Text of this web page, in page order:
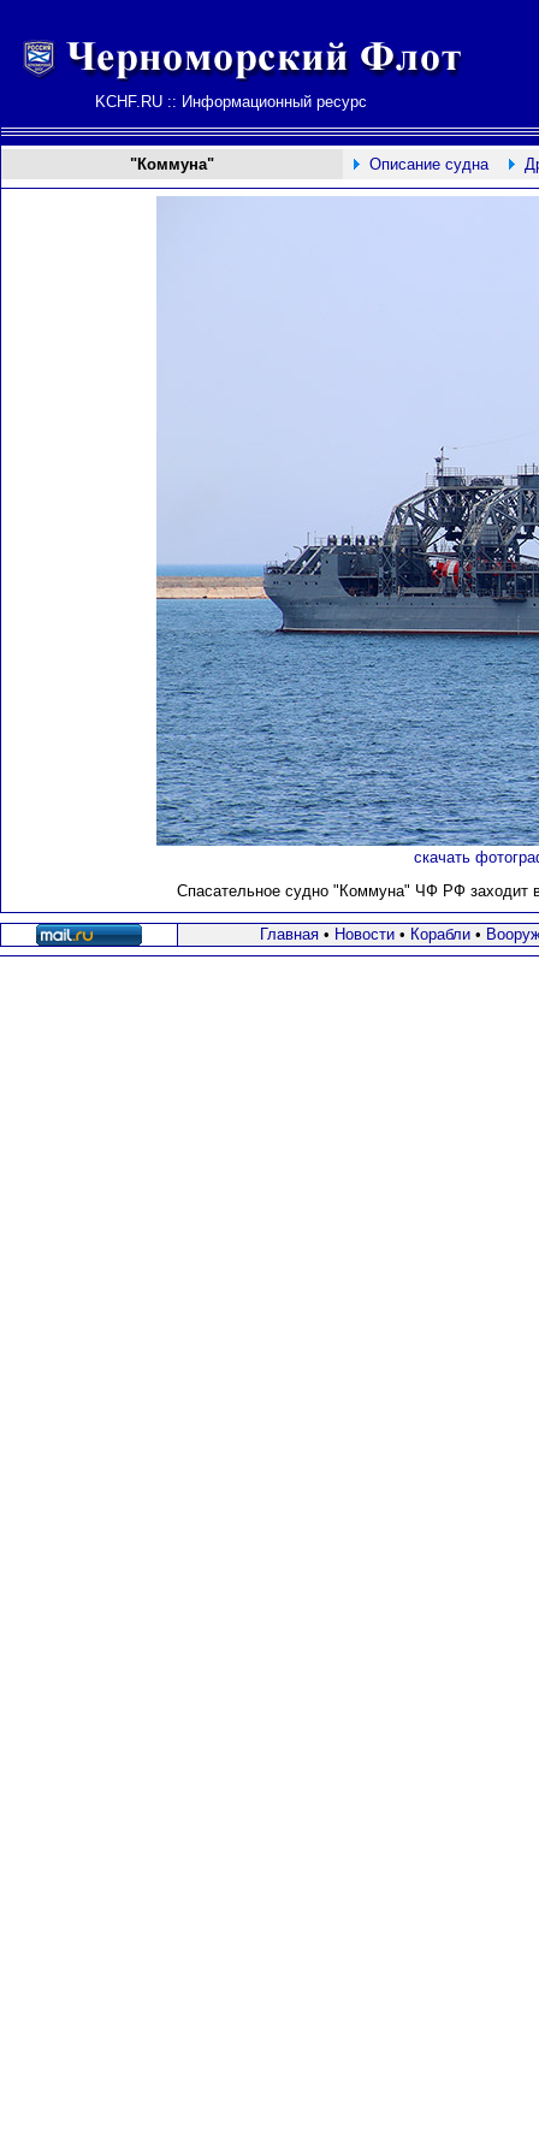
KCHF.RU :: Информационный ресурс
"Коммуна" Описание судна
скачать
Спасательное судно "Коммуна" ЧФ РФ заходит
Главная• Новости• Корабли•